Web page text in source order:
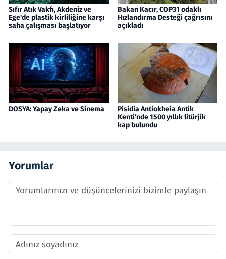
Sıfır Atık Vakfı, Akdeniz ve
Ege'de plastik kirliliğine karşı
saha çalışması başlatıyor
Bakan Kacır, COP31 odaklı
Hızlandırma Desteği çağrısını
açıkladı
DOSYA: Yapay Zeka ve Sinema
Pisidia Antiokheia Antik
Kenti'nde 1500 yıllık litürjik
kap bulundu
Yorumlar